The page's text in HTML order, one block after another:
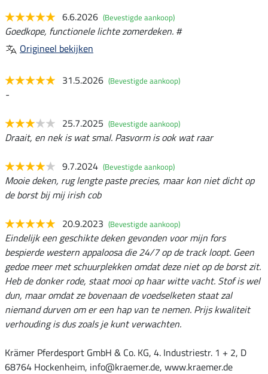
6.6.2026 (Bevestigde aankoop)
Goedkope, functionele lichte zomerdeken. #
Origineel bekijken
31.5.2026 (Bevestigde aankoop)
-
25.7.2025 (Bevestigde aankoop)
Draait, en nek is wat smal. Pasvorm is ook wat raar
9.7.2024 (Bevestigde aankoop)
Mooie deken, rug lengte paste precies, maar kon niet dicht op
de borst bij mij irish cob
20.9.2023 (Bevestigde aankoop)
Eindelijk een geschikte deken gevonden voor mijn fors
bespierde western appaloosa die 24/7 op de track loopt. Geen
gedoe meer met schuurplekken omdat deze niet op de borst zit.
Heb de donker rode, staat mooi op haar witte vacht. Stof is wel
dun, maar omdat ze bovenaan de voedselketen staat zal
niemand durven om er een hap van te nemen. Prijs kwaliteit
verhouding is dus zoals je kunt verwachten.
Krämer Pferdesport GmbH & Co. KG, 4. Industriestr. 1 + 2, D
68764 Hockenheim, info@kraemer.de, www.kraemer.de